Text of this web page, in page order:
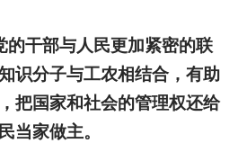
的干部与人民更加紧密的联
识分子与工农相结合，有助
把国家和社会的管理权还给
当家做主。